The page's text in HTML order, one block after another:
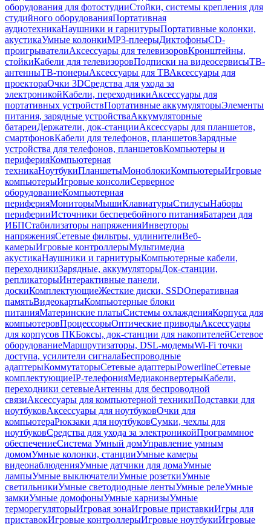
оборудования для фотостудииСтойки, системы крепления для
студийного оборудованияПортативная
аудиотехникаНаушники и гарнитурыПортативные колонки,
акустикаУмные колонкиMP3-плеерыДиктофоныCD-
проигрывателиАксессуары для телевизоровКронштейны,
стойкиКабели для телевизоровПодписки на видеосервисыТВ-
антенныТВ-тюнерыАксессуары для ТВАксессуары для
проектораОчки 3DСредства для ухода за
электроникойКабели, переходникиАксессуары для
портативных устройствПортативные аккумуляторыЭлементы
питания, зарядные устройстваАккумуляторные
батареиДержатели, док-станцииАксессуары для планшетов,
смартфоновКабели для телефонов, планшетовЗарядные
устройства для телефонов, планшетовКомпьютеры и
периферияКомпьютерная
техникаНоутбукиПланшетыМоноблокиКомпьютерыИгровые
компьютерыИгровые консолиСерверное
оборудованиеКомпьютерная
периферияМониторыМышиКлавиатурыСтилусыНаборы
периферииИсточники бесперебойного питанияБатареи для
ИБПСтабилизаторы напряженияИнверторы
напряженияСетевые фильтры, удлинителиВеб-
камерыИгровые контроллерыМультимедиа
акустикаНаушники и гарнитурыКомпьютерные кабели,
переходникиЗарядные, аккумуляторыДок-станции,
репликаторыИнтерактивные панели,
доскиКомплектующиеЖесткие диски, SSDОперативная
памятьВидеокартыКомпьютерные блоки
питанияМатеринские платыСистемы охлажденияКорпуса для
компьютеровПроцессорыОптические приводыАксессуары
для корпусов ПКБоксы, док-станции для накопителейСетевое
оборудованиеМаршрутизаторы, DSL-модемыWi-Fi точки
доступа, усилители сигналаБеспроводные
адаптерыКоммутаторыСетевые адаптерыPowerlineСетевые
комплектующиеIP-телефонияМедиаконвертерыКабели,
переходники сетевыеАнтенны для беспроводной
связиАксессуары для компьютерной техникиПодставки для
ноутбуковАксессуары для ноутбуковОчки для
компьютераРюкзаки для ноутбуковСумки, чехлы для
ноутбуковСредства для ухода за электроникойПрограммное
обеспечениеСистема Умный домУправление умным
домомУмные колонки, станцииУмные камеры
видеонаблюденияУмные датчики для домаУмные
лампыУмные выключателиУмные розеткиУмные
светильникиУмные светодиодные лентыУмные релеУмные
замкиУмные домофоныУмные карнизыУмные
терморегуляторыИгровая зонаИгровые приставкиИгры для
приставокИгровые контроллерыИгровые ноутбукиИгровые